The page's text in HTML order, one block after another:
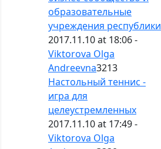
образовательные
учреждения республики
2017.11.10 at 18:06 -
Viktorova Olga
Andreevna3213
Настольный теннис -
игра для
целеустремленных
2017.11.10 at 17:49 -
Viktorova Olga